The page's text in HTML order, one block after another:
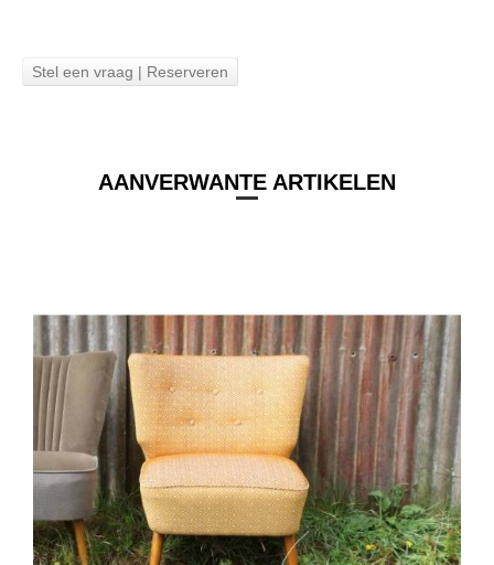
Stel een vraag | Reserveren
AANVERWANTE ARTIKELEN